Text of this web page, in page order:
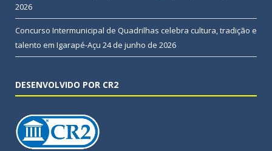
2026
Concurso Intermunicipal de Quadrilhas celebra cultura, tradição e
talento em Igarapé-Açu 24 de junho de 2026
DESENVOLVIDO POR CR2